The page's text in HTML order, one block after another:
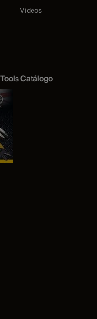
Videos
Catálogo